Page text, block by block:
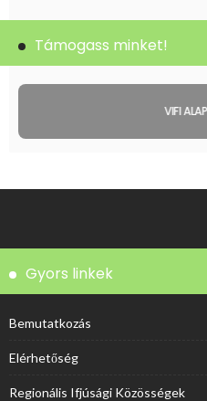
Támogass minket!
VIFI
Gyors linkek
Bemutatkozás
Elérhetőség
Regionális Ifjúsági Közösségek